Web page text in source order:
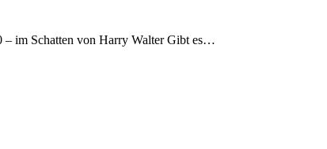
– im Schatten von Harry Walter Gibt es…